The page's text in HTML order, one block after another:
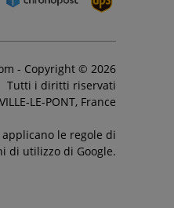
- Copyright © 2026
Tutti i diritti riservati
LE-PONT, France
applicano le regole di
di utilizzo di Google.